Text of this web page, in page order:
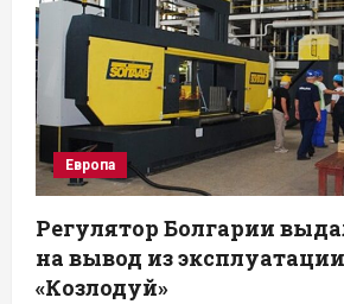
Европа
Регулятор Болгарии
на вывод из
«Козлодуй»